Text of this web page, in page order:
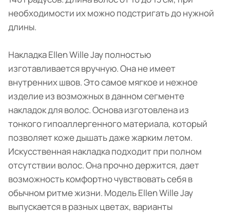
необходимости их можно подстригать до нужной
длины.
Накладка Ellen Wille Jay полностью
изготавливается вручную. Она не имеет
внутренних швов. Это самое мягкое и нежное
изделие из возможных в данном сегменте
накладок для волос. Основа изготовлена из
тонкого гипоаллергенного материала, который
позволяет коже дышать даже жарким летом.
Искусственная накладка подходит при полном
отсутствии волос. Она прочно держится, дает
возможность комфортно чувствовать себя в
обычном ритме жизни. Модель Ellen Wille Jay
выпускается в разных цветах, варианты